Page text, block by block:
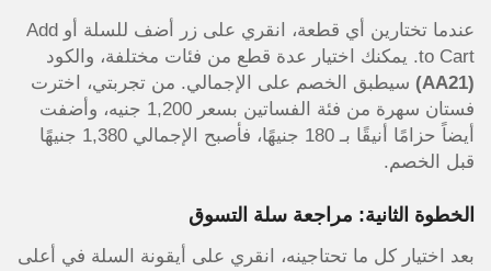
عندما تختارين أي قطعة، انقري على زر أضف للسلة أو Add
to Cart. يمكنك اختيار عدة قطع من فئات مختلفة، والكود
(AA21)
سيطبق الخصم على الإجمالي. من تجربتي، اخترت
فستان سهرة من فئة الفساتين بسعر 1,200 جنيه، وأضفت
أيضاً حزامًا أنيقًا بـ 180 جنيهًا، فأصبح الإجمالي 1,380 جنيهًا
قبل الخصم.
الخطوة الثانية: مراجعة سلة التسوق
بعد اختيار كل ما تحتاجينه، انقري على أيقونة السلة في أعلى